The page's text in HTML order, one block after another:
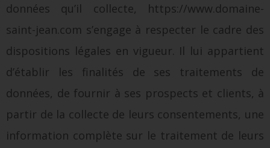
données qu’il collecte, https://www.domaine-
saint-jean.com s’engage à respecter le cadre des
dispositions légales en vigueur. Il lui appartient
d’établir les finalités de ses traitements de
données, de fournir à ses prospects et clients, à
partir de la collecte de leurs consentements, une
information complète sur le traitement de leurs